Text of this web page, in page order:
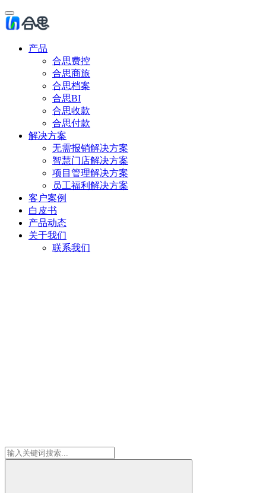
产品
合思费控
合思商旅
合思档案
合思BI
合思收款
合思付款
解决方案
无需报销解决方案
智慧门店解决方案
项目管理解决方案
员工福利解决方案
客户案例
白皮书
产品动态
关于我们
联系我们